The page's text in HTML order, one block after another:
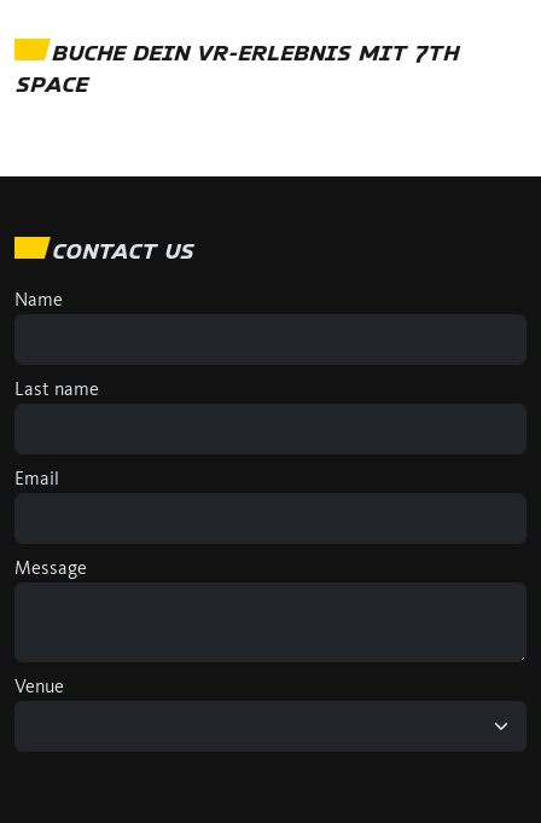
BUCHE DEIN VR-ERLEBNIS MIT 7TH
SPACE
CONTACT US
Name
Last name
Email
Message
Venue